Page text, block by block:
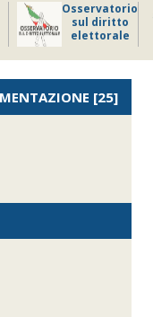
Osservatorio
sul diritto
elettorale
[25]